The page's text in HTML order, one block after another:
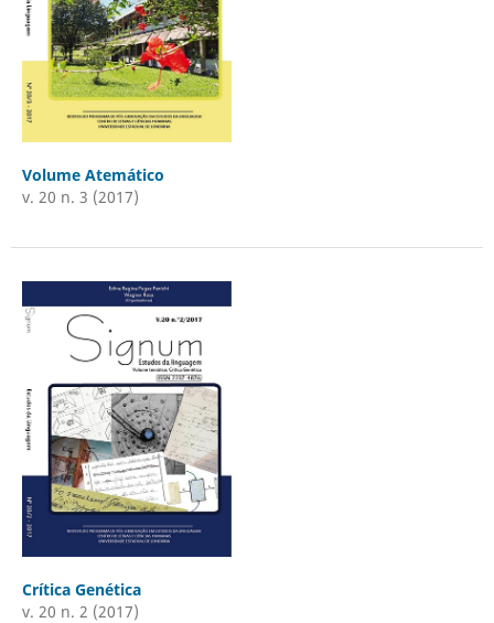
Volume Atemático
v. 20 n. 3 (2017)
Crítica Genética
v. 20 n. 2 (2017)